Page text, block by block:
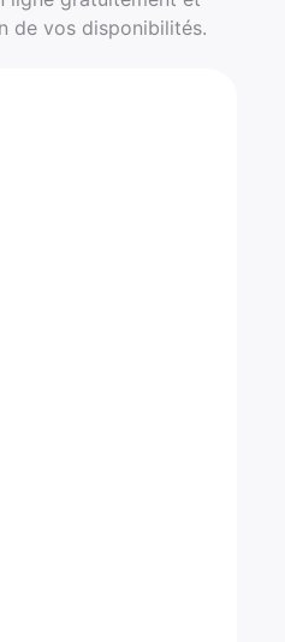
de vos disponibilités.